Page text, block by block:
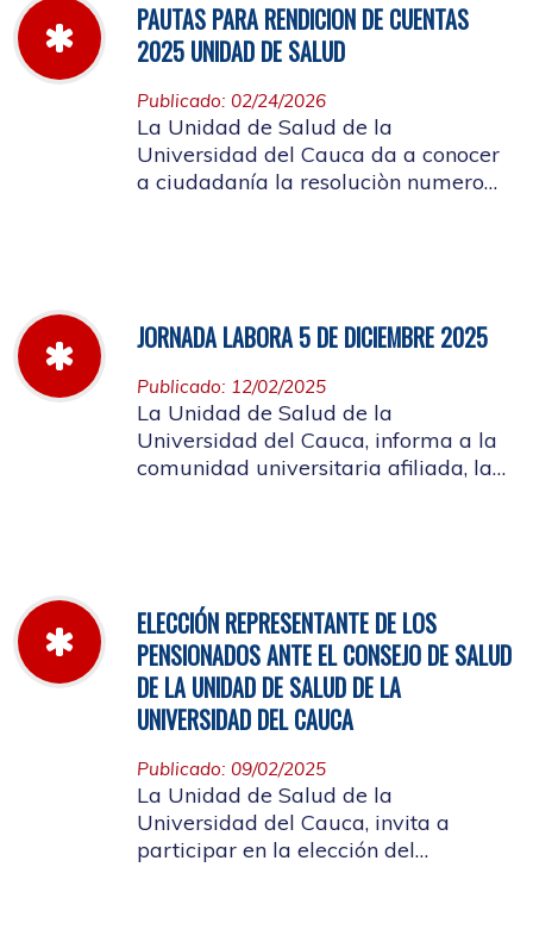
PAUTAS PARA RENDICION DE CUENTAS
2025 UNIDAD DE SALUD
Publicado: 02/24/2026
La Unidad de Salud de la
Universidad del Cauca da a conocer
a ciudadanía la resoluciòn numero
JORNADA LABORA 5 DE DICIEMBRE 2025
Publicado: 12/02/2025
La Unidad de Salud de la
Universidad del Cauca, informa a la
comunidad universitaria afiliada, la
ELECCIÓN REPRESENTANTE DE LOS
PENSIONADOS ANTE EL CONSEJO DE SALUD
DE LA UNIDAD DE SALUD DE LA
UNIVERSIDAD DEL CAUCA
Publicado: 09/02/2025
La Unidad de Salud de la
Universidad del Cauca, invita a
participar en la elección del